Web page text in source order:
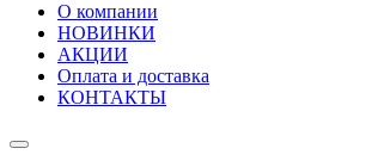
О компании
НОВИНКИ
АКЦИИ
Оплата и доставка
КОНТАКТЫ